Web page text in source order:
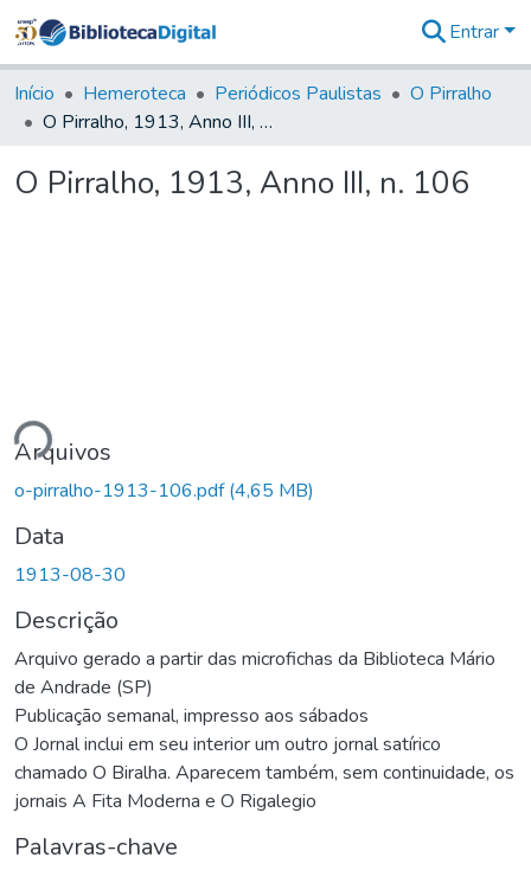
&
Coleções
Tudo na
Digital
Entrar
Início Hemeroteca Periódicos Paulistas
O Pirralho
O Pirralho, 1913, Anno III, n. 106
O Pirralho, 1913, Anno III, n. 106
Arquivos
o-pirralho-1913-106.pdf(4,65 MB)
Data
1913-08-30
Descrição
Arquivo gerado a partir das microfichas da Biblioteca Mário
de Andrade (SP)
Publicação semanal, impresso aos sábados
O Jornal inclui em seu interior um outro jornal satírico
chamado O Biralha. Aparecem também, sem continuidade, os
jornais A Fita Moderna e O Rigalegio
Palavras-chave